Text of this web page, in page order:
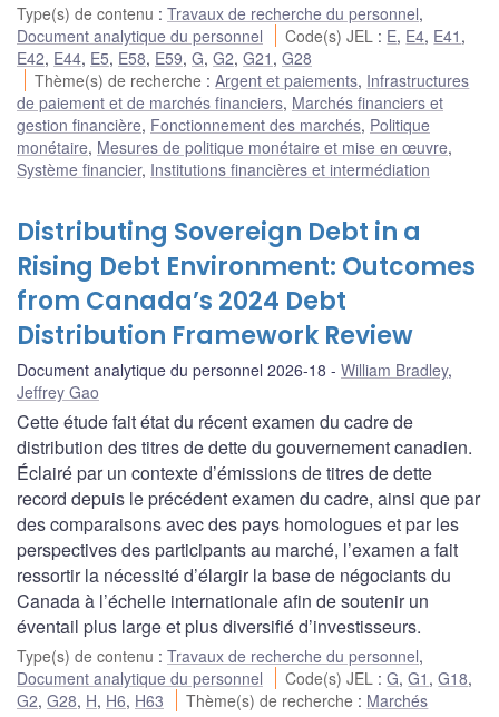
Type(s) de contenu : Travaux de recherche du personnel,
Document analytique du personnel
Code(s) JEL : E, E4, E41 ,
E42, E44, E5, E58, E59, G, G2, G21 , G28
Thème(s) de recherche :Argent et paiements, Infrastructures
de paiement et de marchés financiers, Marchés financiers et
gestion financière, Fonctionnement des marchés, Politique
monétaire, Mesures de politique monétaire et mise en œuvre,
Système financier, Institutions financières et intermédiation
Distributing Sovereign Debt in a
Rising Debt Environment: Outcomes
from Canada’s 2024 Debt
Distribution Framework Review
Document analytique du personnel 2026-18 William Bradley,
Jeffrey Gao
Cette étude fait état du récent examen du cadre de
distribution des titres de dette du gouvernement canadien.
Éclairé par un contexte d’émissions de titres de dette
record depuis le précédent examen du cadre, ainsi que par
des comparaisons avec des pays homologues et par les
perspectives des participants au marché, l’examen a fait
ressortir la nécessité d’élargir la base de négociants du
Canada à l’échelle internationale afin de soutenir un
éventail plus large et plus diversifié d’investisseurs.
Type(s) de contenu : Travaux de recherche du personnel,
Document analytique du personnel
Code(s) JEL :G,G1 ,G18,
G2, G28, H, H6, H63 Thème(s) de recherche : Marchés